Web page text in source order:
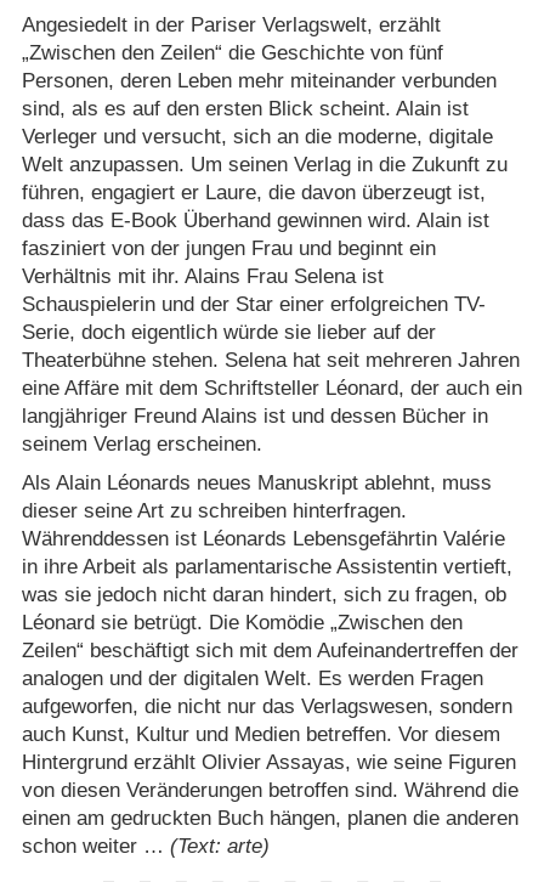
Angesiedelt in der Pariser Verlagswelt, erzählt
„Zwischen den Zeilen“ die Geschichte von fünf
Personen, deren Leben mehr miteinander verbunden
sind, als es auf den ersten Blick scheint. Alain ist
Verleger und versucht, sich an die moderne, digitale
Welt anzupassen. Um seinen Verlag in die Zukunft zu
führen, engagiert er Laure, die davon überzeugt ist,
dass das E-Book Überhand gewinnen wird. Alain ist
fasziniert von der jungen Frau und beginnt ein
Verhältnis mit ihr. Alains Frau Selena ist
Schauspielerin und der Star einer erfolgreichen TV-
Serie, doch eigentlich würde sie lieber auf der
Theaterbühne stehen. Selena hat seit mehreren Jahren
eine Affäre mit dem Schriftsteller Léonard, der auch ein
langjähriger Freund Alains ist und dessen Bücher in
seinem Verlag erscheinen.
Als Alain Léonards neues Manuskript ablehnt, muss
dieser seine Art zu schreiben hinterfragen.
Währenddessen ist Léonards Lebensgefährtin Valérie
in ihre Arbeit als parlamentarische Assistentin vertieft,
was sie jedoch nicht daran hindert, sich zu fragen, ob
Léonard sie betrügt. Die Komödie „Zwischen den
Zeilen“ beschäftigt sich mit dem Aufeinandertreffen der
analogen und der digitalen Welt. Es werden Fragen
aufgeworfen, die nicht nur das Verlagswesen, sondern
auch Kunst, Kultur und Medien betreffen. Vor diesem
Hintergrund erzählt Olivier Assayas, wie seine Figuren
von diesen Veränderungen betroffen sind. Während die
einen am gedruckten Buch hängen, planen die anderen
schon weiter … (Text: arte)